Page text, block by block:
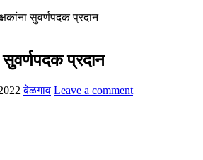
सुवर्णपदक प्रदान
सुवर्णपदक प्रदान
बेळगाव Leave a comment